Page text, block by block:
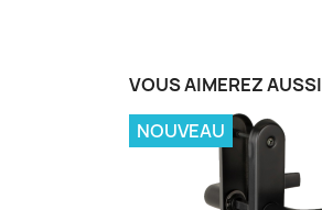
VOUS AIMEREZ AUSSI
NOUVEAU